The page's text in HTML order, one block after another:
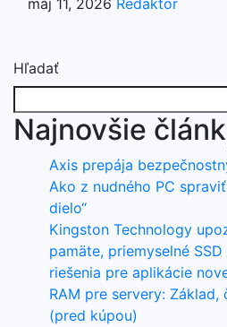
máj 11, 2026 Redaktor
Hľadať
Najnovšie
Axis prepája
Ako z nudného PC
dielo“
Kingston Technology
pamäte, priemyselné
riešenia pre aplikácie
RAM pre servery:
(pred kúpou)